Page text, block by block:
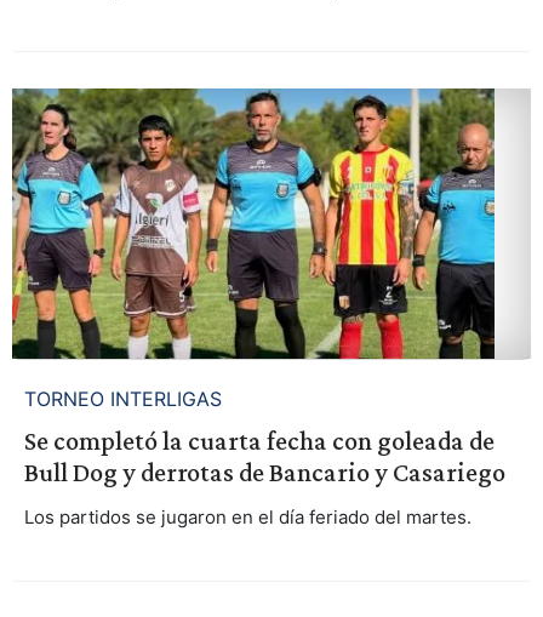
TORNEO INTERLIGAS
Se completó la cuarta fecha con goleada de
Bull Dog y derrotas de Bancario y Casariego
Los partidos se jugaron en el día feriado del martes.